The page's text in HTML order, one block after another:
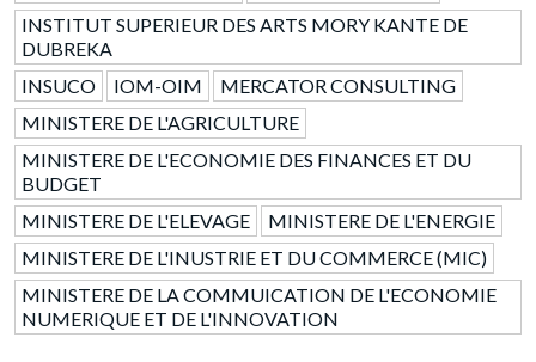
INSTITUT SUPERIEUR DES ARTS MORY KANTE DE
DUBREKA
INSUCO
IOM-OIM
MERCATOR CONSULTING
MINISTERE DE L'AGRICULTURE
MINISTERE DE L'ECONOMIE DES FINANCES ET DU
BUDGET
MINISTERE DE L'ELEVAGE
MINISTERE DE L'ENERGIE
MINISTERE DE L'INUSTRIE ET DU COMMERCE (MIC)
MINISTERE DE LA COMMUICATION DE L'ECONOMIE
NUMERIQUE ET DE L'INNOVATION